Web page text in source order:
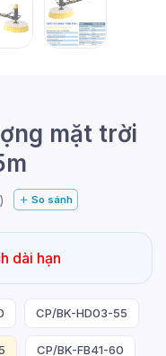
mặt trời
So sánh
dài hạn
CP/BK-HD03-55
CP/BK-FB41-60